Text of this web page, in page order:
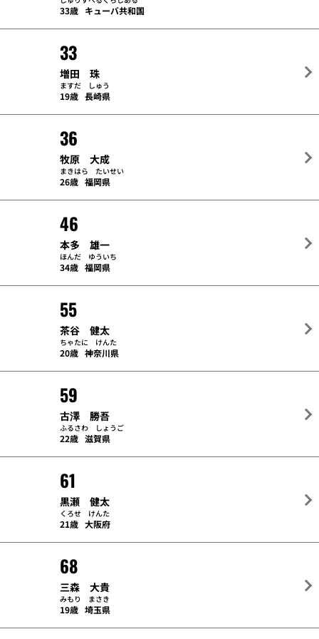
33歳 キューバ共和国
33
増田 珠
ますだ しゅう
19歳 長崎県
36
牧原 大成
まきはら たいせい
26歳 福岡県
46
本多 雄一
ほんだ ゆういち
34歳 福岡県
55
茶谷 健太
ちゃたに けんた
20歳 神奈川県
59
古澤 勝吾
ふるさわ しょうご
22歳 滋賀県
61
黒瀬 健太
くろせ けんた
21歳 大阪府
68
三森 大貴
みもり まさき
19歳 埼玉県